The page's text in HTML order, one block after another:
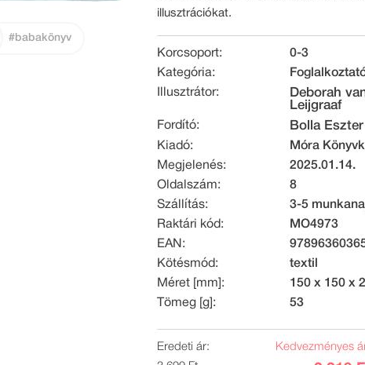
#babakönyv
illusztrációkat.
Korcsoport:
0-3
Kategória:
Illusztrátor:
Deborah
Leijgraaf
Fordító: Bolla Eszter
Kiadó:
Móra
Megjelenés:
2025.01.14.
Oldalszám:
8
Szállítás:
3-5
Raktári kód:
MO4973
EAN:
Kötésmód:
textil
Méret [mm]:
150 x 150 x
Tömeg [g]:
53
Eredeti ár:
Kedvezményes